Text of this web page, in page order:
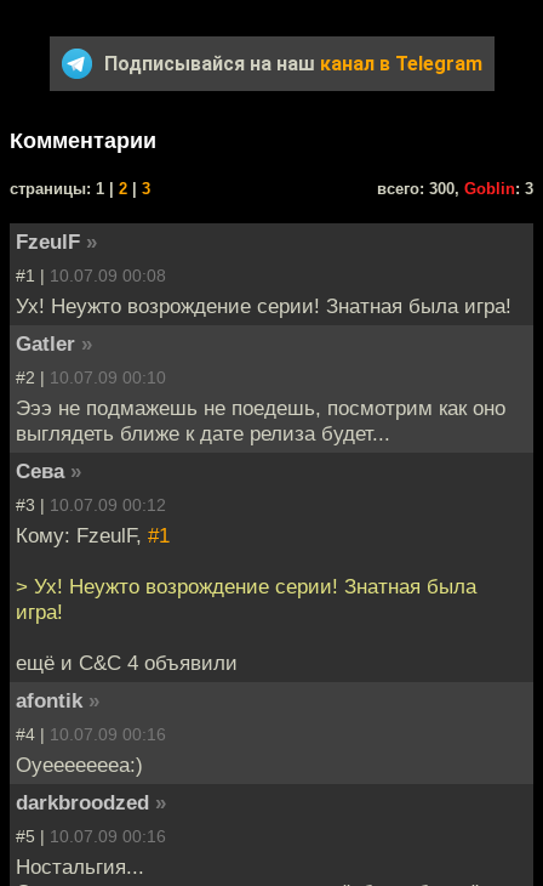
Подписывайся на наш канал в Telegram
Комментарии
cтраницы: 1 | 2 3 всего: 300, Goblin: 3
FzeulF »
#1 | 10.07.09 00:08
Ух! Неужто возрождение серии! Знатная была игра!
Gatler »
#2 | 10.07.09 00:10
Эээ не подмажешь не поедешь, посмотрим как оно
выглядеть ближе к дате релиза будет...
Сева »
#3 | 10.07.09 00:12
Кому: FzeulF, #1
> Ух! Неужто возрождение серии! Знатная была
игра!
ещё и C&C 4 объявили
afontik »
#4 | 10.07.09 00:16
Оуеееееееа:)
darkbroodzed »
#5 | 10.07.09 00:16
Ностальгия...